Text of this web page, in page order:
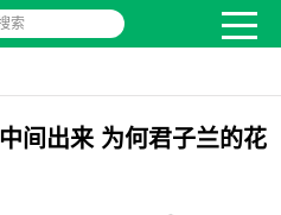
索
间出来 为何君子兰的花